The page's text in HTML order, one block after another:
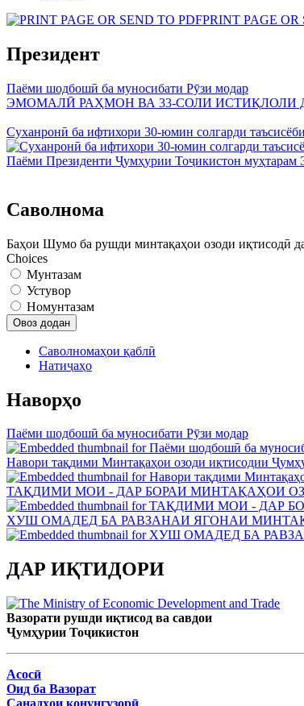
PRINT PAGE OR
Президент
Паёми шодбошӣ ба муносибати Рӯзи модар
ЭМОМАЛӢ РАҲМОН ВА 33-СОЛИ ИСТИҚЛОЛИ
Суханронӣ ба ифтихори 30-юмин солгарди
Паёми Президенти Ҷумҳурии Тоҷикистон муҳтарам
Саволнома
Баҳои Шумо ба рушди минтақаҳои озоди иқтисодӣ
Choices
Мунтазам
Устувор
Номунтазам
Саволномаҳои қаблӣ
Натиҷаҳо
Наворҳо
Паёми шодбошӣ ба муносибати Рӯзи модар
Навори тақдими Минтақаҳои озоди иқтисодии
ТАҚДИМИ МОИ - ДАР БОРАИ МИНТАҚАҲОИ
ХУШ ОМАДЕД БА РАВЗАНАИ ЯГОНАИ
ДАР ИҚТИДОРИ
Вазорати рушди иқтисод ва савдои
Ҷумҳурии Тоҷикистон
Асосӣ
Оид ба Вазорат